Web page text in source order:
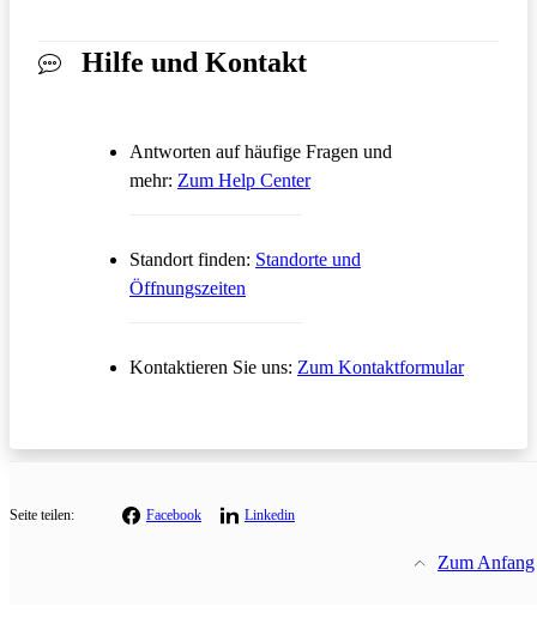
Hilfe und Kontakt
Antworten auf häufige Fragen und
mehr: Zum Help CenterÖffnet in einem neuen Tab
Standort finden: Standorte und
Öffnungszeiten
Kontaktieren Sie uns: Zum KontaktformularÖffnet in
Seite teilen: Facebook Linkedin
Zum Anfang